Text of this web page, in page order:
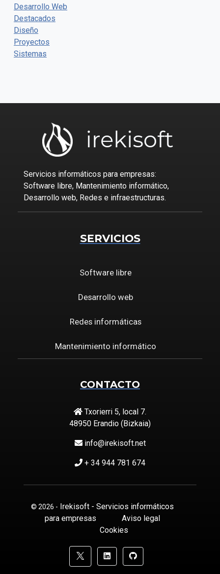
Desarrollo Web
Destacados
Diseño
Proyectos
Sistemas
Servicios informáticos para empresas:
Software libre, Mantenimiento informático,
Desarrollo web, Redes e infraestructuras.
SERVICIOS
Software libre
Desarrollo web
Redes informáticas
Mantenimiento informático
CONTACTO
Txorierri 5, local 7.
48950 Erandio (Bizkaia)
info@irekisoft.net
+ 34 944 781 674
© 2026 - Irekisoft - Servicios informáticos
para empresas
Aviso legal
Cookies